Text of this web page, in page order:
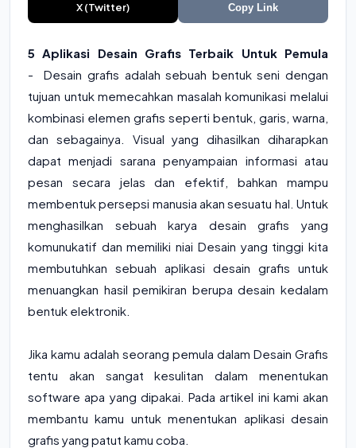
X (Twitter) Copy Link
5 Aplikasi Desain Grafis Terbaik Untuk Pemula
-Desain grafis adalah sebuah bentuk seni dengan
tujuan untuk memecahkan masalah komunikasi melalui
kombinasi elemen grafis seperti bentuk, garis, warna,
dan sebagainya. Visual yang dihasilkan diharapkan
dapat menjadi sarana penyampaian informasi atau
pesan secara jelas dan efektif, bahkan mampu
membentuk persepsi manusia akan sesuatu hal. Untuk
menghasilkan sebuah karya desain grafis yang
komunukatif dan memiliki niai Desain yang tinggi kita
membutuhkan sebuah aplikasi desain grafis untuk
menuangkan hasil pemikiran berupa desain kedalam
bentuk elektronik.
Jika kamu adalah seorang pemula dalam Desain Grafis
tentu akan sangat kesulitan dalam menentukan
software apa yang dipakai. Pada artikel ini kami akan
membantu kamu untuk menentukan aplikasi desain
grafis yang patut kamu coba.